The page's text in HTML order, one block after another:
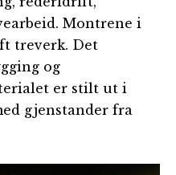
Montrene i
treverk. Det
og
er stilt ut i
gjenstander fra